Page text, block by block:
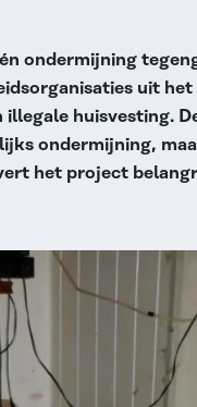
ondermijning
uit
huisvesting.
ondermijning,
het project